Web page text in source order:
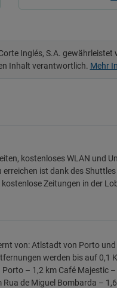
Inglés, S.A. gewährleistet
Inhalt verantwortlich. Mehr
kostenloses WLAN und
ist dank des
Zeitungen in der
von: Atlstadt von Porto
werden bis auf 0,1
– 1,2 km Café Majestic
de Miguel Bombarda –